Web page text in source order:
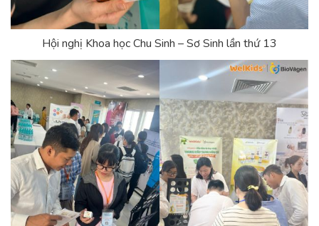
Hội nghị Khoa học Chu Sinh – Sơ Sinh lần thứ 13